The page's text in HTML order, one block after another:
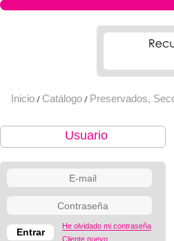
Inicio / Catálogo / Preservados,
Usuario
He olvidado mi contraseña
Cliente nuevo